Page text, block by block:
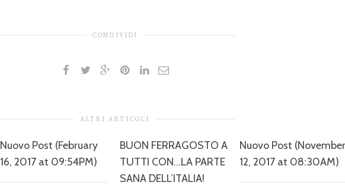
CONDIVIDI
ALTRI ARTICOLI
Nuovo Post (February
16, 2017 at 09:54PM)
BUON FERRAGOSTO A
TUTTI CON…LA PARTE
SANA DELL’ITALIA!
Nuovo Post (November
12, 2017 at 08:30AM)